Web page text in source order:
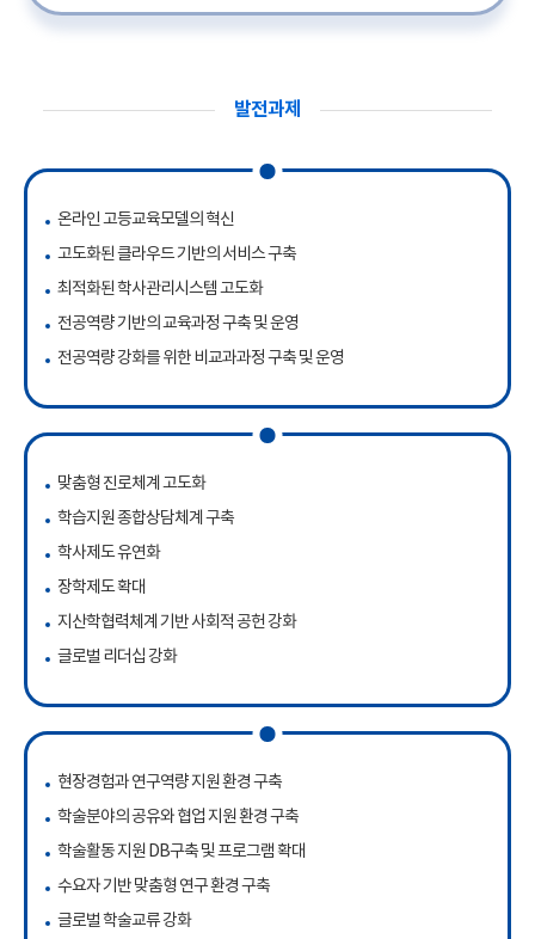
발전과제
온라인 고등교육모델의 혁신
고도화된 클라우드 기반의 서비스 구축
최적화된 학사관리시스템 고도화
전공역량 기반의 교육과정 구축 및 운영
전공역량 강화를 위한 비교과과정 구축 및 운영
맞춤형 진로체계 고도화
학습지원 종합상담체계 구축
학사제도 유연화
장학제도 확대
지산학협력체계 기반 사회적 공헌 강화
글로벌 리더십 강화
현장경험과 연구역량 지원 환경 구축
학술분야의 공유와 협업 지원 환경 구축
학술활동 지원 DB구축 및 프로그램 확대
수요자 기반 맞춤형 연구 환경 구축
글로벌 학술교류 강화